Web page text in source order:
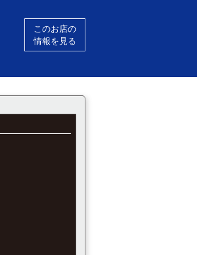
このお店の
情報を見る